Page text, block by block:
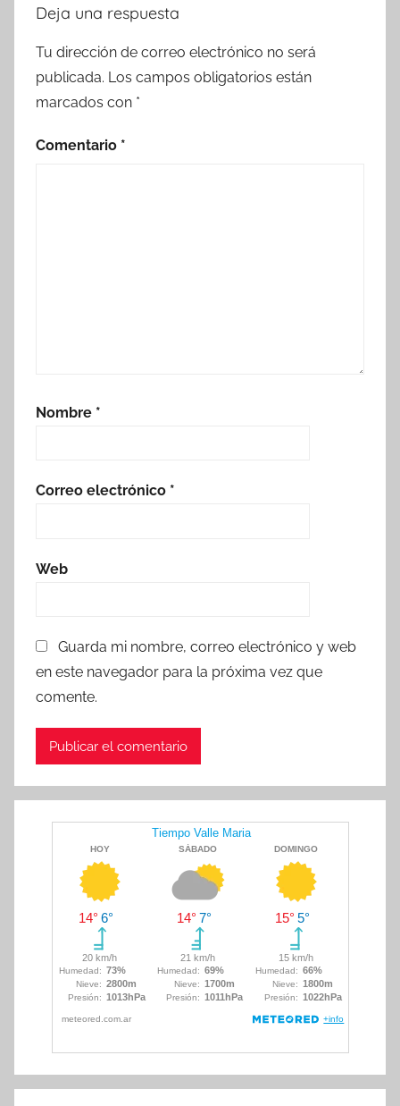
Deja una respuesta
Tu dirección de correo electrónico no será
publicada. Los campos obligatorios están
marcados con *
Comentario *
Nombre *
Correo electrónico *
Web
Guarda mi nombre, correo electrónico y web
en este navegador para la próxima vez que
comente.